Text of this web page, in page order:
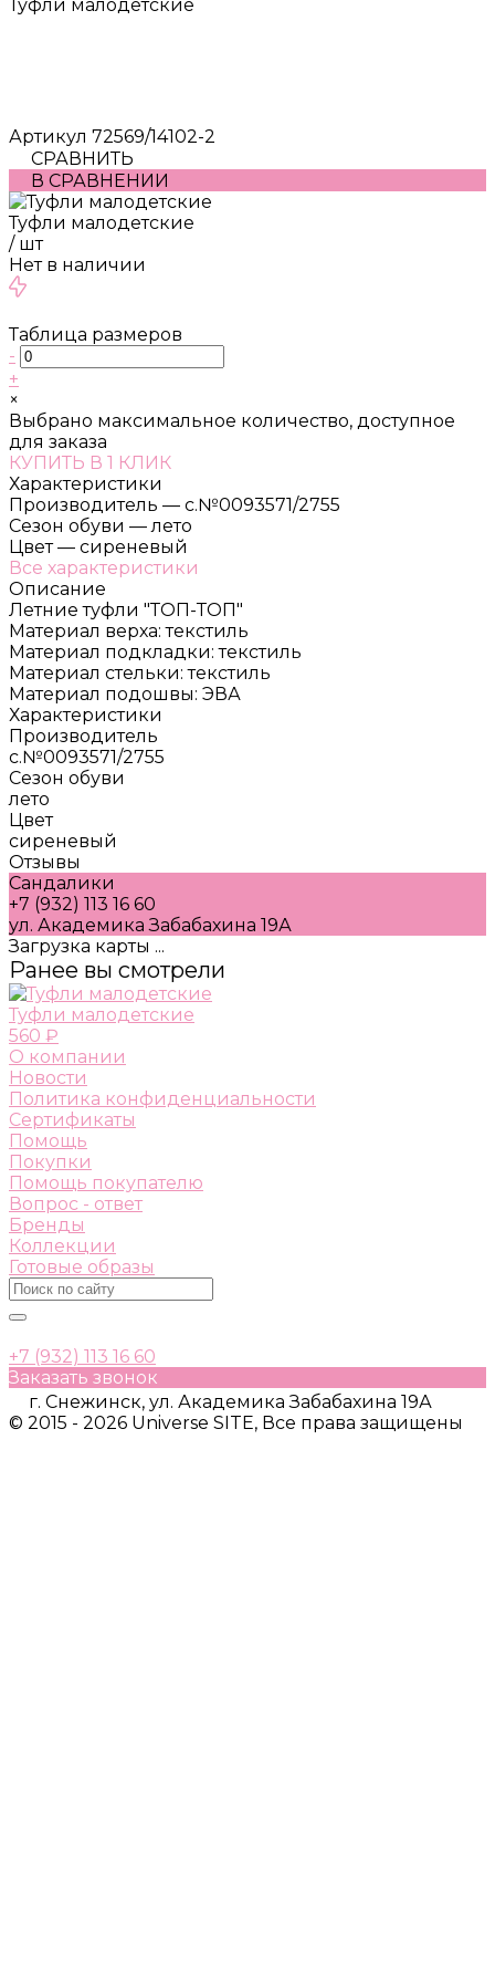
Туфли малодетские
Артикул 72569/14102-2
СРАВНИТЬ
В СРАВНЕНИИ
Туфли малодетские
/ шт
Нет в наличии
Таблица размеров
-
+
×
Выбрано максимальное количество, доступное
для заказа
КУПИТЬ В 1 КЛИК
Характеристики
Производитель — с.№0093571/2755
Сезон обуви — лето
Цвет — сиреневый
Все характеристики
Описание
Летние туфли "ТОП-ТОП"
Материал верха: текстиль
Материал подкладки: текстиль
Материал стельки: текстиль
Материал подошвы: ЭВА
Характеристики
Производитель
с.№0093571/2755
Сезон обуви
лето
Цвет
сиреневый
Отзывы
Сандалики
+7 (932) 113 16 60
ул. Академика Забабахина 19А
Загрузка карты ...
Ранее вы смотрели
Туфли малодетские
560 ₽
О компании
Новости
Политика конфиденциальности
Сертификаты
Помощь
Покупки
Помощь покупателю
Вопрос - ответ
Бренды
Коллекции
Готовые образы
+7 (932) 113 16 60
Заказать звонок
г. Снежинск, ул. Академика Забабахина 19А
© 2015 - 2026 Universe SITE, Все права защищены